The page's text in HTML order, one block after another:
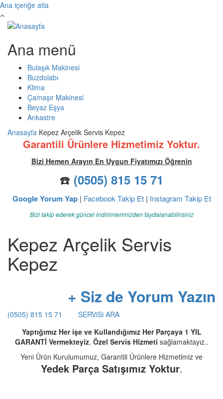
Ana içeriğe atla
Ana menü
Bulaşık Makinesi
Buzdolabı
Klima
Çamaşır Makinesi
Beyaz Eşya
Ankastre
Anasayfa Kepez Arçelik Servis Kepez
Garantili Ürünlere Hizmetimiz Yoktur.
Bizi Hemen Arayın En Uygun Fiyatımızı Öğrenin
☎️ (0505) 815 15 71
Google Yorum Yap| Facebook Takip Et| Instagram Takip Et
Bizi takip ederek güncel indirimlerimizden faydalanabilirsiniz
Kepez Arçelik Servis
Kepez
+ Siz de Yorum Yazın
(0505) 815 15 71
SERViSi ARA
Yaptığımız Her işe ve Kullandığımız Her Parçaya 1 YIL
GARANTİ Vermekteyiz. Özel Servis Hizmeti sağlamaktayız..
Yeni Ürün Kurulumumuz, Garantili Ürünlere Hizmetimiz ve
Yedek Parça Satışımız Yoktur.